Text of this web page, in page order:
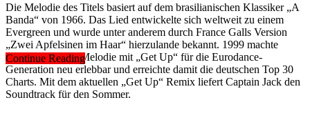
Die Melodie des Titels basiert auf dem brasilianischen Klassiker „A
Banda“ von 1966. Das Lied entwickelte sich weltweit zu einem
Evergreen und wurde unter anderem durch France Galls Version
„Zwei Apfelsinen im Haar“ hierzulande bekannt. 1999 machte
Captain Jack die Melodie mit „Get Up“ für die Eurodance-
Generation neu erlebbar und erreichte damit die deutschen Top 30
Charts. Mit dem aktuellen „Get Up“ Remix liefert Captain Jack den
Soundtrack für den Sommer.
Continue Reading